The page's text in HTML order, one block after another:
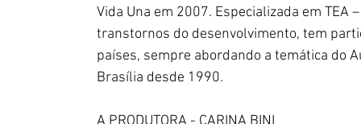
Vida Una em 2007. Especializada em
transtornos do desenvolvimento, tem
países, sempre abordando a temática do
Brasília desde 1990.